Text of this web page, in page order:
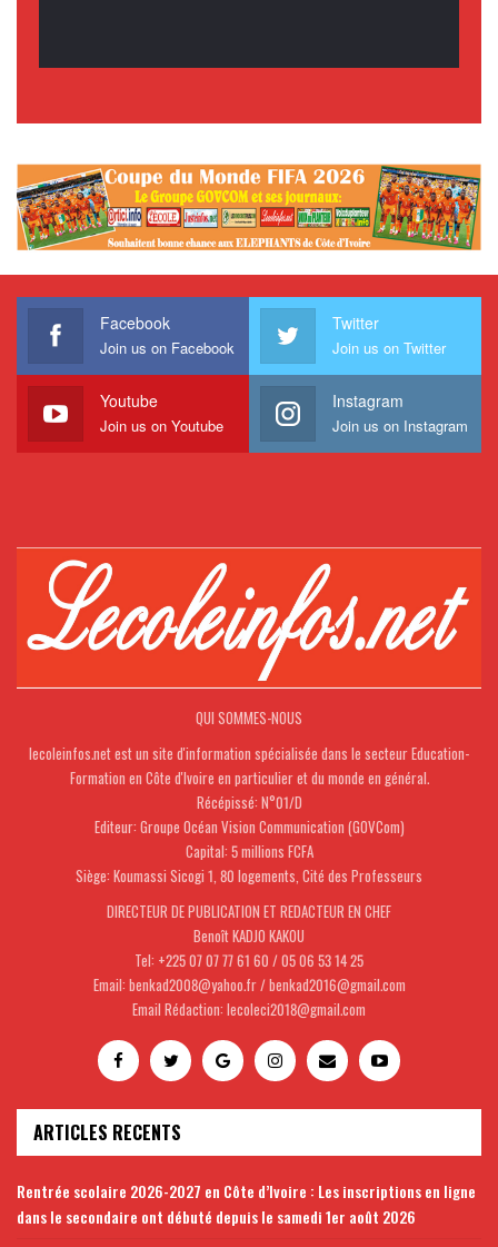
Facebook
Join us on Facebook
Twitter
Join us on Twitter
Youtube
Join us on Youtube
Instagram
Join us on Instagram
QUI SOMMES-NOUS
lecoleinfos.net est un site d'information spécialisée dans le secteur Education-
Formation en Côte d'Ivoire en particulier et du monde en général.
Récépissé: N°01/D
Editeur: Groupe Océan Vision Communication (GOVCom)
Capital: 5 millions FCFA
Siège: Koumassi Sicogi 1, 80 logements, Cité des Professeurs
DIRECTEUR DE PUBLICATION ET REDACTEUR EN CHEF
Benoît KADJO KAKOU
Tel: +225 07 07 77 61 60 / 05 06 53 14 25
Email: benkad2008@yahoo.fr / benkad2016@gmail.com
Email Rédaction: lecoleci2018@gmail.com
ARTICLES RECENTS
Rentrée scolaire 2026-2027 en Côte d’Ivoire : Les inscriptions en ligne
dans le secondaire ont débuté depuis le samedi 1er août 2026